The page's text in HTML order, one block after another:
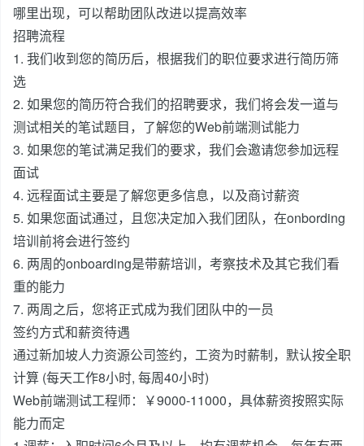
哪里出现，可以帮助团队改进以提高效率
招聘流程
1. 我们收到您的简历后，根据我们的职位要求进行简历筛
选
2. 如果您的简历符合我们的招聘要求，我们将会发一道与
测试相关的笔试题目，了解您的Web前端测试能力
3. 如果您的笔试满足我们的要求，我们会邀请您参加远程
面试
4. 远程面试主要是了解您更多信息，以及商讨薪资
5. 如果您面试通过，且您决定加入我们团队，在onbording
培训前将会进行签约
6. 两周的onboarding是带薪培训，考察技术及其它我们看
重的能力
7. 两周之后，您将正式成为我们团队中的一员
签约方式和薪资待遇
通过新加坡人力资源公司签约，工资为时薪制，默认按全职
计算 (每天工作8小时, 每周40小时)
Web前端测试工程师：￥9000-11000，具体薪资按照实际
能力而定